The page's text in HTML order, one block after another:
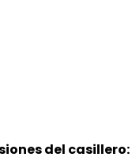
del casillero: